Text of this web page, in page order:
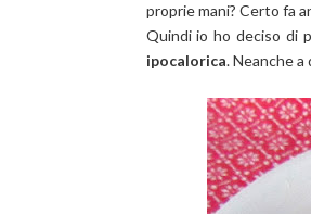
proprie mani? Certo fa
Quindi io ho deciso di
ipocalorica. Neanche a